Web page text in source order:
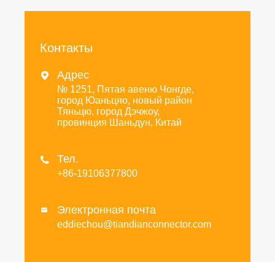
Контакты
 Адрес
№ 1251, Пятая авеню Чонгде,
город Юаньцяо, новый район
Тяньцю, город Дэчжоу,
провинция Шаньдун, Китай
 Тел.
+86-19106377800
 Электронная почта
eddiechou@tiandianconnector.com